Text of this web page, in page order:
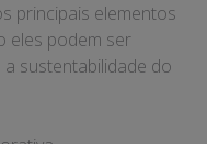
principais elementos
eles podem ser
sustentabilidade do